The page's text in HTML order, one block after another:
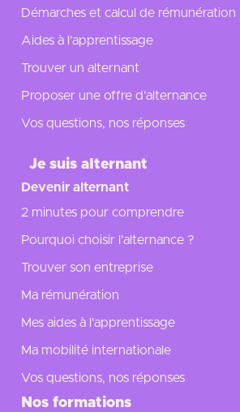
Démarches et calcul de rémunération
Aides à l’apprentissage
Trouver un alternant
Proposer une offre d’alternance
Vos questions, nos réponses
Je suis alternant
Devenir alternant
2 minutes pour comprendre
Pourquoi choisir l’alternance ?
Trouver son entreprise
Ma rémunération
Mes aides à l'apprentissage
Ma mobilité internationale
Vos questions, nos réponses
Nos formations